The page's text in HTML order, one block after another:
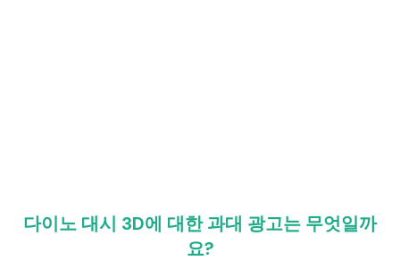
다이노 대시 3D에 대한 과대 광고는 무엇일까
요?